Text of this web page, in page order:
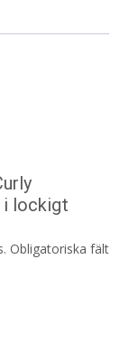
i lockigt
Obligatoriska fält